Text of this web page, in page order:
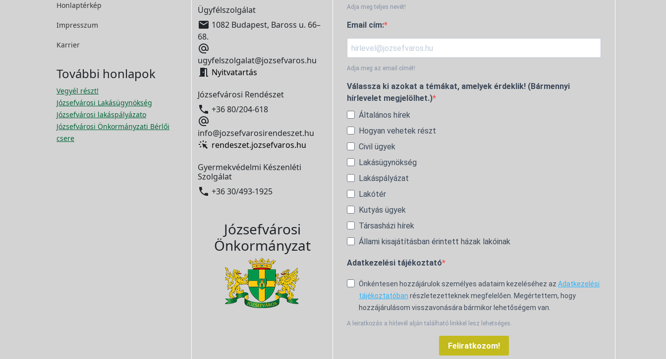
Honlaptérkép
Impresszum
Karrier
További honlapok
Vegyél részt!
Józsefvárosi Lakásügynökség
Józsefvárosi lakáspályázato
Józsefvárosi Önkormányzati Bérlői
csere
Ügyfélszolgálat
 1082 Budapest, Baross u. 66–
68.

ugyfelszolgalat@jozsefvaros.hu
 Nyitvatartás
Józsefvárosi Rendészet
 +36 80/204-618

info@jozsefvarosirendeszet.hu
rendeszet.jozsefvaros.hu
Gyermekvédelmi Készenléti
Szolgálat
 +36 30/493-1925
Józsefvárosi
Önkormányzat
Adja meg teljes nevét!
Email cím:
Adja meg az email címét!
Válassza ki azokat a témákat, amelyek érdeklik! (Bármennyi
hírlevelet megjelölhet.)
Általános hírek
Hogyan vehetek részt
Civil ügyek
Lakásügynökség
Lakáspályázat
Lakótér
Kutyás ügyek
Társasházi hírek
Állami kisajátításban érintett házak lakóinak
Adatkezelési tájékoztató
Önkéntesen hozzájárulok személyes adataim kezeléséhez az Adatkezelési
tájékoztatóban részletezetteknek megfelelően. Megértettem, hogy
hozzájárulásom visszavonására bármikor lehetőségem van.
A leiratkozás a hírlevél alján található linkkel lesz lehetséges.
Feliratkozom!